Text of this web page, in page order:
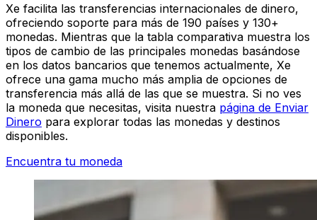
Xe facilita las transferencias internacionales de dinero,
ofreciendo soporte para más de 190 países y 130+
monedas. Mientras que la tabla comparativa muestra los
tipos de cambio de las principales monedas basándose
en los datos bancarios que tenemos actualmente, Xe
ofrece una gama mucho más amplia de opciones de
transferencia más allá de las que se muestra. Si no ves
la moneda que necesitas, visita nuestra página de Enviar
Dinero para explorar todas las monedas y destinos
disponibles.
Encuentra tu moneda